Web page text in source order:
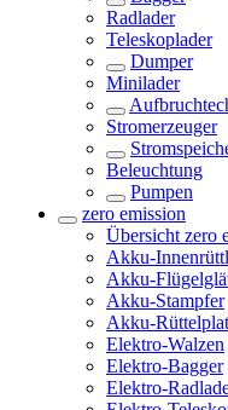
Radlader
Teleskoplader
Dumper
Minilader
Stromerzeuger
Beleuchtung
Pumpen
zero emission
Übersicht zero
Akku-
Akku-
Akku-Stampfer
Akku-
Elektro-Walzen
Elektro-Bagger
Elektro-